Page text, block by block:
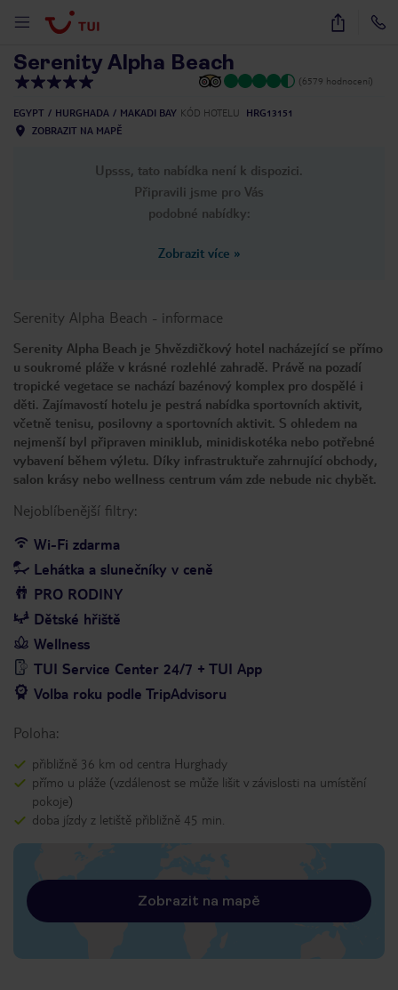
42
Serenity Alpha Beach
(6579 hodnocení)
EGYPT HURGHADA MAKADI BAY KÓD HOTELU
HRG13151
ZOBRAZIT NA MAPĚ
Upsss, tato nabídka není k dispozici.
Připravili jsme pro Vás
podobné nabídky:
Zobrazit více »
Serenity Alpha Beach - informace
Serenity Alpha Beach je 5hvězdičkový hotel nacházející se přímo
u soukromé pláže v krásné rozlehlé zahradě. Právě na pozadí
tropické vegetace se nachází bazénový komplex pro dospělé i
děti. Zajímavostí hotelu je pestrá nabídka sportovních aktivit,
včetně tenisu, posilovny a sportovních aktivit. S ohledem na
nejmenší byl připraven miniklub, minidiskotéka nebo potřebné
vybavení během výletu. Díky infrastruktuře zahrnující obchody,
salon krásy nebo wellness centrum vám zde nebude nic chybět.
Nejoblíbenější filtry:
Wi-Fi zdarma
Lehátka a slunečníky v ceně
PRO RODINY
Dětské hřiště
Wellness
TUI Service Center 24/7 + TUI App
Volba roku podle TripAdvisoru
Poloha:
přibližně 36 km od centra Hurghady
přímo u pláže (vzdálenost se může lišit v závislosti na umístění
pokoje)
doba jízdy z letiště přibližně 45 min.
Zobrazit na mapě